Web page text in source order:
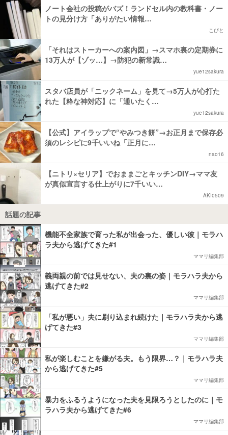
ノート会社の投稿がバズ！ランドセル内の教科書・ノー
トの見分け方「ありがたい情報…
こびと
「それはストーカーへの案内図」→スマホ裏の定期券に
13万人が【ゾッ…】→防犯の新常識…
yue12sakura
スタバ店員が「ニックネーム」を見て→5万人が心打た
れた【粋な神対応】に「通いたく…
yue12sakura
【公式】アイラップで“やみつき餅”→お正月まで保存必
須のレシピに9千いいね「正月に…
nao16
【ニトリ×セリア】でおままごとキッチンDIY→ママ友
が真似宣言する仕上がりに7千いい…
AKI0509
話題の記事
機能不全家族で育った私が出会った、優しい彼｜モラハ
ラ夫から逃げてきた#1
ママリ編集部
義両親の前では見せない、夫の裏の姿｜モラハラ夫から
逃げてきた#2
ママリ編集部
「私が悪い」夫に刷り込まれ続けた｜モラハラ夫から逃
げてきた#3
ママリ編集部
私が楽しむことを嫌がる夫。もう限界…？｜モラハラ夫
から逃げてきた#5
ママリ編集部
暴力をふるうようになった夫を見限ろうとしたのに｜モ
ラハラ夫から逃げてきた#6
ママリ編集部